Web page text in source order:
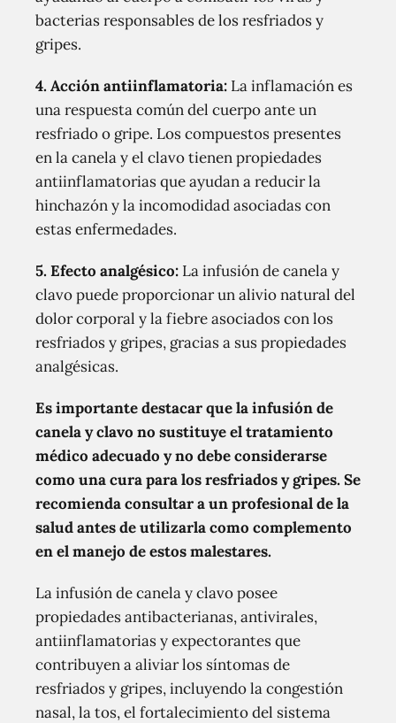
bacterias responsables de los resfriados y
gripes.
4. Acción antiinflamatoria: La inflamación es
una respuesta común del cuerpo ante un
resfriado o gripe. Los compuestos presentes
en la canela y el clavo tienen propiedades
antiinflamatorias que ayudan a reducir la
hinchazón y la incomodidad asociadas con
estas enfermedades.
5. Efecto analgésico: La infusión de canela y
clavo puede proporcionar un alivio natural del
dolor corporal y la fiebre asociados con los
resfriados y gripes, gracias a sus propiedades
analgésicas.
Es importante destacar que la infusión de
canela y clavo no sustituye el tratamiento
médico adecuado y no debe considerarse
como una cura para los resfriados y gripes. Se
recomienda consultar a un profesional de la
salud antes de utilizarla como complemento
en el manejo de estos malestares.
La infusión de canela y clavo posee
propiedades antibacterianas, antivirales,
antiinflamatorias y expectorantes que
contribuyen a aliviar los síntomas de
resfriados y gripes, incluyendo la congestión
nasal, la tos, el fortalecimiento del sistema